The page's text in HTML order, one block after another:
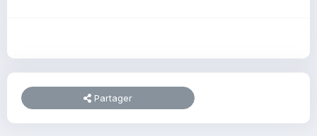
Partager